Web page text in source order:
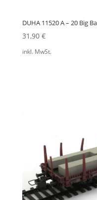
DUHA 11520 A – 20 Big
31,90 €
inkl. MwSt.